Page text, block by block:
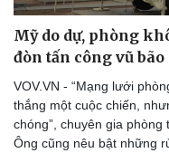
Mỹ do dự, phòng
đòn tấn công vũ bão
VOV.VN - “Mạng lưới
thắng một cuộc chiến,
chóng”, chuyên gia phòng
Ông cũng nêu bật những